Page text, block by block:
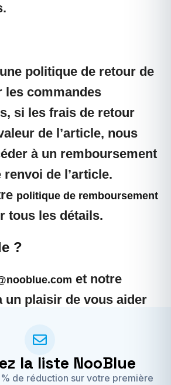
politique de retour de
les commandes
si les frais de retour
de l’article, nous
à un remboursement
de l’article.
politique de remboursement
tous les détails.
?
et notre
un plaisir de vous aider
la liste NooBlue
de réduction sur votre première